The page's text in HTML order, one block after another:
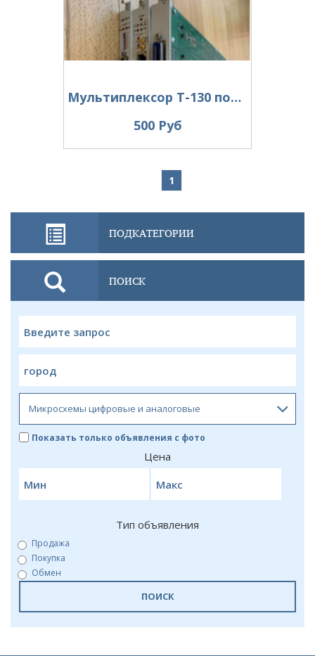
Мультиплексор Т-130 потока E1
500 Руб
1
ПОДКАТЕГОРИИ
ПОИСК
Показать только объявления с фото
Цена
Тип объявления
Продажа
Покупка
Обмен
ПОИСК